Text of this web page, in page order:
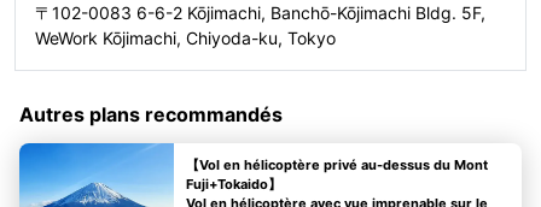
〒102-0083 6-6-2 Kōjimachi, Banchō-Kōjimachi Bldg. 5F,
WeWork Kōjimachi, Chiyoda-ku, Tokyo
Autres plans recommandés
【Vol en hélicoptère privé au-dessus du Mont
Fuji+Tokaido】
Vol en hélicoptère avec vue imprenable sur le